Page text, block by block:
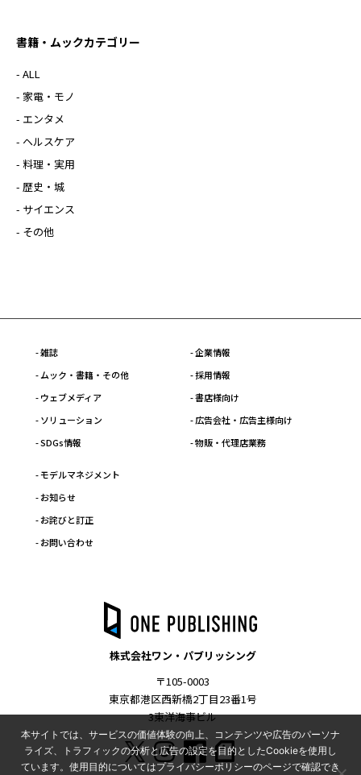
書籍・ムックカテゴリー
- ALL
- 家電・モノ
- エンタメ
- ヘルスケア
- 料理・実用
- 歴史・城
- サイエンス
- その他
- 雑誌
- ムック・書籍・その他
- ウェブメディア
- ソリューション
- SDGs情報
- 企業情報
- 採用情報
- 書店様向け
- 広告会社・広告主様向け
- 物販・代理店業務
- モデルマネジメント
- お知らせ
- お詫びと訂正
- お問い合わせ
株式会社ワン・パブリッシング
〒105-0003
東京都港区西新橋2丁目23番1号
3東洋海事ビル
本サイトでは、サービスの価値体験の向上、コンテンツや広告のパーソナ
ライズ、トラフィックの分析と広告の設定を目的としたCookieを使用し
ています。使用目的についてはプライバシーポリシーのページで確認でき